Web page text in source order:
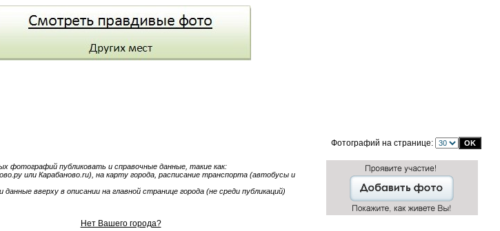
Фотографий на странице:
фотографий публиковать и справочные данные, такие как:
или Карабаново.ru), на карту города, расписание транспорта (автобусы и
вверху в описании на главной странице города (не среди публикаций)
Нет Вашего города?